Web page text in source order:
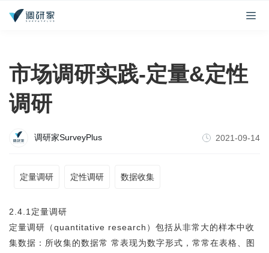
市场调研实践-定量&定性
调研
调研家SurveyPlus 2021-09-14
定量调研 定性调研 数据收集
2.4.1定量调研
定量调研 （quantitative research）包括从非常大的样本中收
集数据：所收集的数据常 常表现为数字形式，常常在表格、图